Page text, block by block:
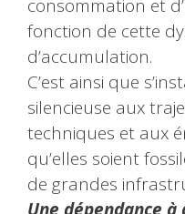
consommation et
fonction de cette
d’accumulation.
C’est ainsi que
silencieuse aux
techniques et aux
qu’elles soient
de grandes